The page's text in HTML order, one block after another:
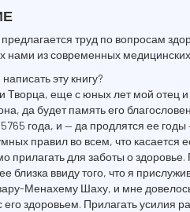
труд по вопросам
нами из современных медицинских
эту книгу?
Творца, еще с юных лет мой отец
да будет память его
5765 года, и — да продлятся ее
правил во всем, что касается
прилагать для заботы о
близка ввиду того, что я
Менахему Шаху, и мне
здоровьем. Прилагать усилия